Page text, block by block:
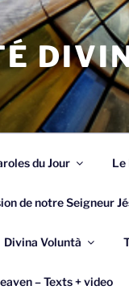
du Jour Le
de notre Seigneur
Divina Voluntà
– Texts + video